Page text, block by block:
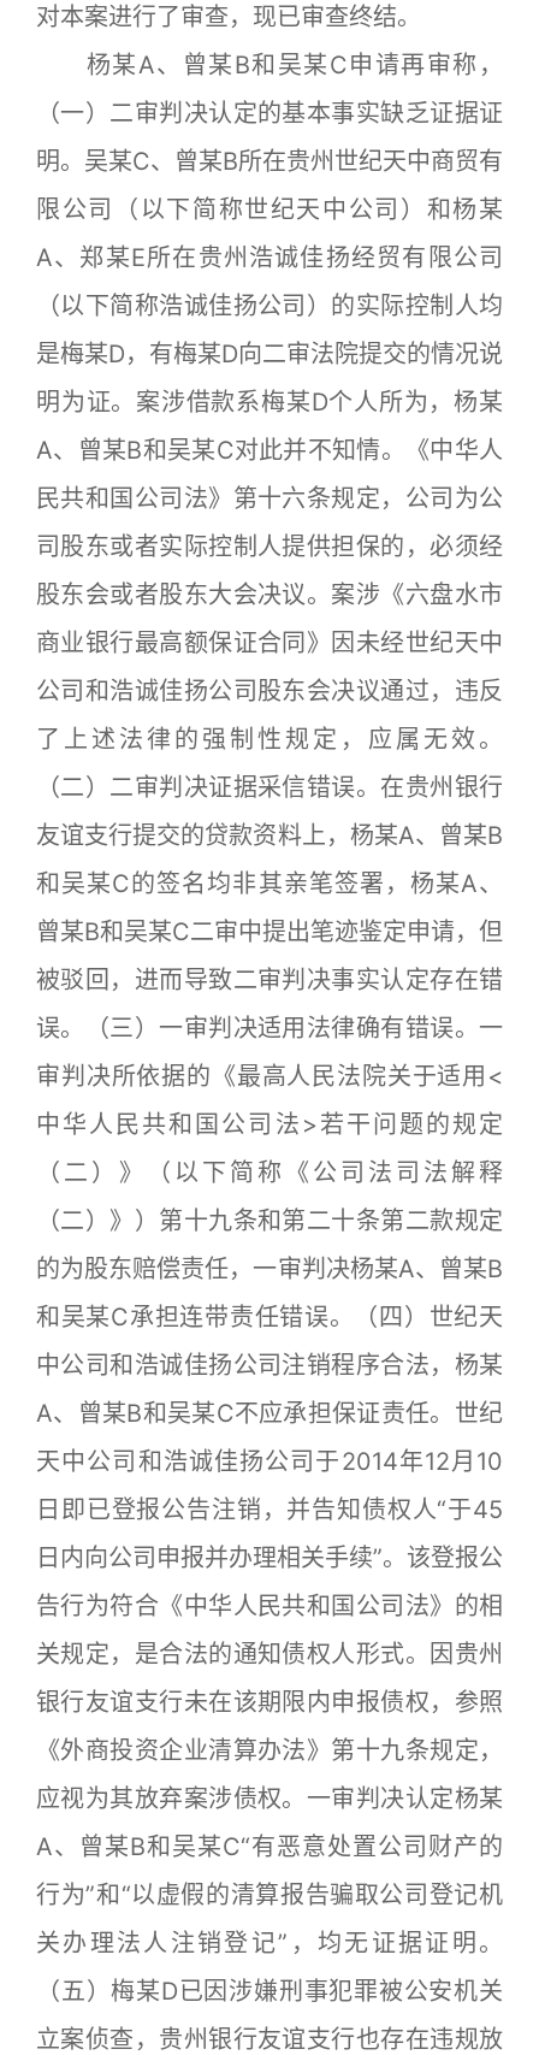
对本案进行了审查，现已审查终结。
杨某A、曾某B和吴某C申请再审称，
（一）二审判决认定的基本事实缺乏证据证
明。吴某C、曾某B所在贵州世纪天中商贸有
限公司（以下简称世纪天中公司）和杨某
A、郑某E所在贵州浩诚佳扬经贸有限公司
（以下简称浩诚佳扬公司）的实际控制人均
是梅某D，有梅某D向二审法院提交的情况说
明为证。案涉借款系梅某D个人所为，杨某
A、曾某B和吴某C对此并不知情。《中华人
民共和国公司法》第十六条规定，公司为公
司股东或者实际控制人提供担保的，必须经
股东会或者股东大会决议。案涉《六盘水市
商业银行最高额保证合同》因未经世纪天中
公司和浩诚佳扬公司股东会决议通过，违反
了上述法律的强制性规定，应属无效。
（二）二审判决证据采信错误。在贵州银行
友谊支行提交的贷款资料上，杨某A、曾某B
和吴某C的签名均非其亲笔签署，杨某A、
曾某B和吴某C二审中提出笔迹鉴定申请，但
被驳回，进而导致二审判决事实认定存在错
误。（三）一审判决适用法律确有错误。一
审判决所依据的《最高人民法院关于适用<
中华人民共和国公司法>若干问题的规定
（二）》（以下简称《公司法司法解释
（二）》）第十九条和第二十条第二款规定
的为股东赔偿责任，一审判决杨某A、曾某B
和吴某C承担连带责任错误。（四）世纪天
中公司和浩诚佳扬公司注销程序合法，杨某
A、曾某B和吴某C不应承担保证责任。世纪
天中公司和浩诚佳扬公司于2014年12月10
日即已登报公告注销，并告知债权人“于45
日内向公司申报并办理相关手续”。该登报公
告行为符合《中华人民共和国公司法》的相
关规定，是合法的通知债权人形式。因贵州
银行友谊支行未在该期限内申报债权，参照
《外商投资企业清算办法》第十九条规定，
应视为其放弃案涉债权。一审判决认定杨某
A、曾某B和吴某C“有恶意处置公司财产的
行为”和“以虚假的清算报告骗取公司登记机
关办理法人注销登记”，均无证据证明。
（五）梅某D已因涉嫌刑事犯罪被公安机关
立案侦查，贵州银行友谊支行也存在违规放